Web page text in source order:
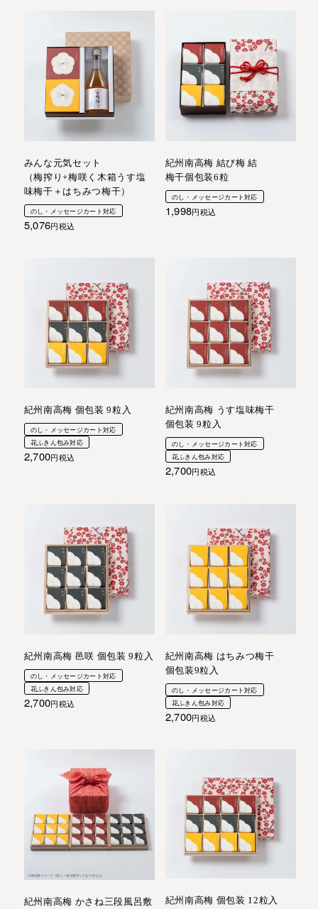
みんな元気セット
（梅搾り+梅咲く木箱うす塩
味梅干＋はちみつ梅干）
のし・メッセージカート対応
5,076 税込
紀州南高梅 結び梅 結
梅干個包装6粒
のし・メッセージカート対応
1,998 税込
紀州南高梅 個包装 9粒入
のし・メッセージカート対応
花ふきん包み対応
2,700 税込
紀州南高梅 うす塩味梅干
個包装 9粒入
のし・メッセージカート対応
花ふきん包み対応
2,700 税込
紀州南高梅 邑咲 個包装 9粒入
のし・メッセージカート対応
花ふきん包み対応
2,700 税込
紀州南高梅 はちみつ梅干
個包装9粒入
のし・メッセージカート対応
花ふきん包み対応
2,700 税込
紀州南高梅 かさね三段風呂敷
紀州南高梅 個包装 12粒入